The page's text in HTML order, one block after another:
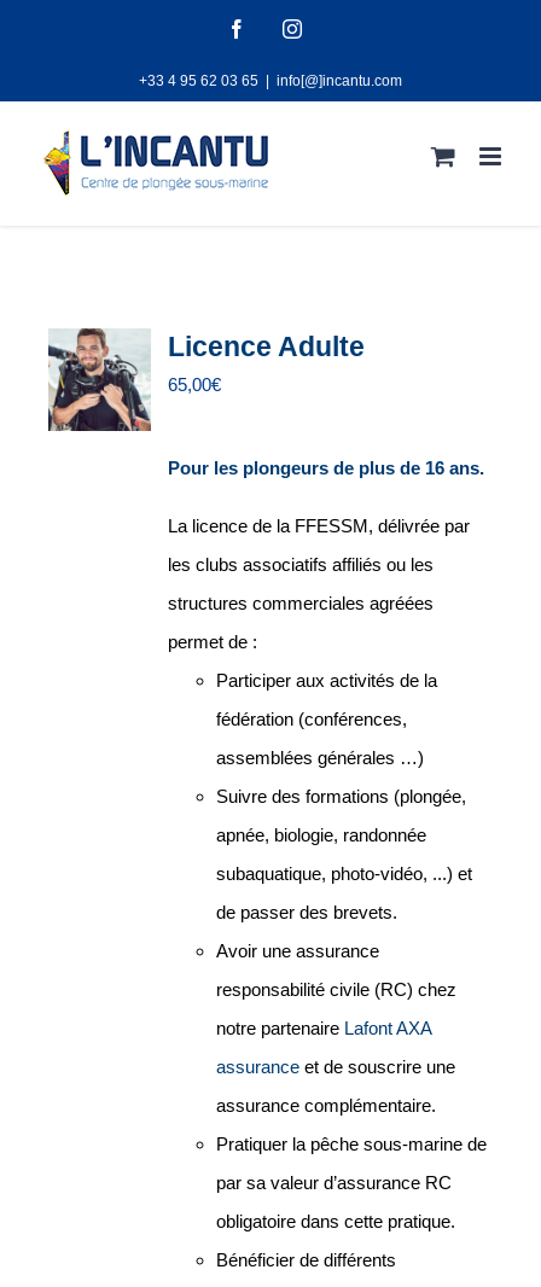
FacebookInstagram
+33 4 95 62 03 65 info[@]incantu.com
Licence Adulte
65,00€
Pour les plongeurs de plus de 16 ans.
La licence de la FFESSM, délivrée par
les clubs associatifs affiliés ou les
structures commerciales agréées
permet de :
Participer aux activités de la
fédération (conférences,
assemblées générales …)
Suivre des formations (plongée,
apnée, biologie, randonnée
subaquatique, photo-vidéo, ...) et
de passer des brevets.
Avoir une assurance
responsabilité civile (RC) chez
notre partenaire Lafont AXA
assurance et de souscrire une
assurance complémentaire.
Pratiquer la pêche sous-marine de
par sa valeur d’assurance RC
obligatoire dans cette pratique.
Bénéficier de différents